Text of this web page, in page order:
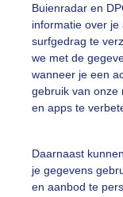
Buienradar en
informatie over
surfgedrag te
we met de
wanneer je een
gebruik van onze
en apps te
Daarnaast
je gegevens
en aanbod te
#kinderen
#opklaringen
alle categorieën
vragen